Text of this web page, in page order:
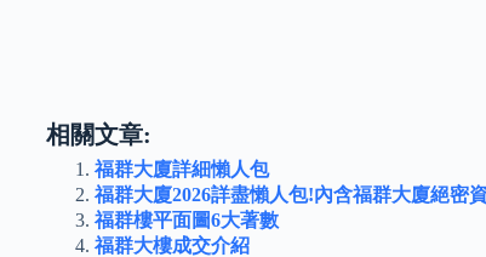
相關文章:
福群大廈詳細懶人包
福群大廈2026詳盡懶人包!內含福群大廈絕密
福群樓平面圖6大著數
福群大樓成交介紹